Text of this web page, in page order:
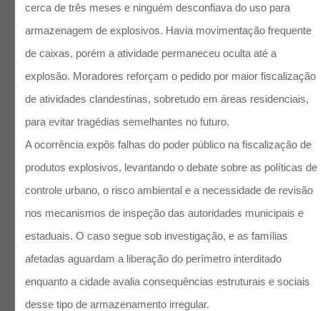
cerca de três meses e ninguém desconfiava do uso para
armazenagem de explosivos. Havia movimentação frequente
de caixas, porém a atividade permaneceu oculta até a
explosão. Moradores reforçam o pedido por maior fiscalização
de atividades clandestinas, sobretudo em áreas residenciais,
para evitar tragédias semelhantes no futuro.​
A ocorrência expôs falhas do poder público na fiscalização de
produtos explosivos, levantando o debate sobre as políticas de
controle urbano, o risco ambiental e a necessidade de revisão
nos mecanismos de inspeção das autoridades municipais e
estaduais. O caso segue sob investigação, e as famílias
afetadas aguardam a liberação do perímetro interditado
enquanto a cidade avalia consequências estruturais e sociais
desse tipo de armazenamento irregular.